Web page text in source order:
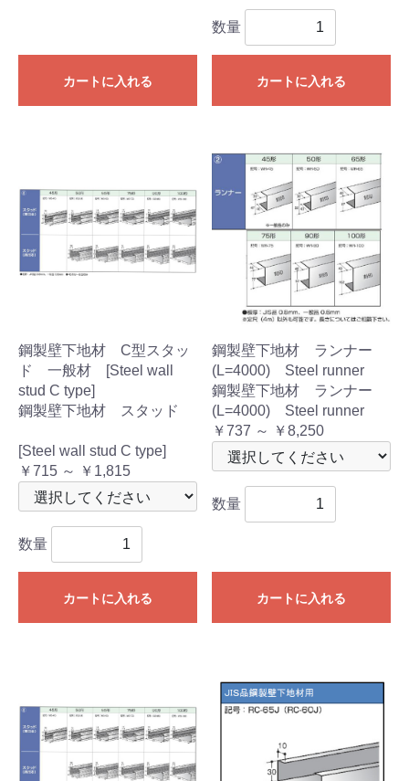
カートに入れる
数量
カートに入れる
鋼製壁下地材 C型スタッ
ド 一般材 [Steel wall
stud C type]
鋼製壁下地材 スタッド
[Steel wall stud C type]
￥715 ～ ￥1,815
数量
カートに入れる
鋼製壁下地材 ランナー
(L=4000) Steel runner
鋼製壁下地材 ランナー
(L=4000) Steel runner
￥737 ～ ￥8,250
数量
カートに入れる